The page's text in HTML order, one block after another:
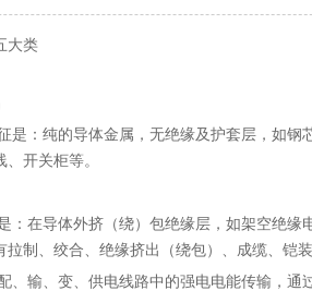
大类
纯的导体金属，无绝缘及护套层，如钢
开关柜等。
导体外挤（绕）包绝缘层，如架空绝缘
拉制、绞合、绝缘挤出（绕包）、成缆、铠
、变、供电线路中的强电电能传输，通